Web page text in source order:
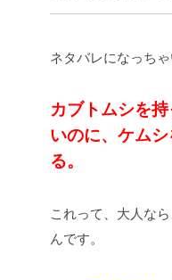
ネタバレになっち
カブトムシを
いのに、ケム
る。
これって、大人な
んです。